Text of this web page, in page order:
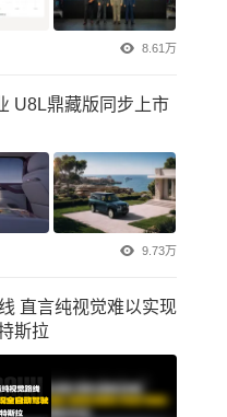
8.61万
U8L鼎藏版同步上市
9.73万
直言纯视觉难以实现
斯拉